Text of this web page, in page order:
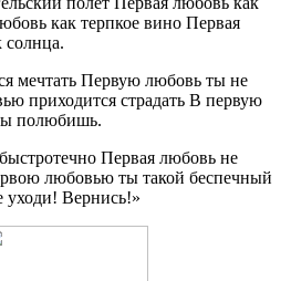
как терпкое вино Первая
мечтать Первую любовь ты не
приходится страдать В первую
полюбишь.
Первая любовь не
любовью ты такой беспечный
уходи! Вернись!»